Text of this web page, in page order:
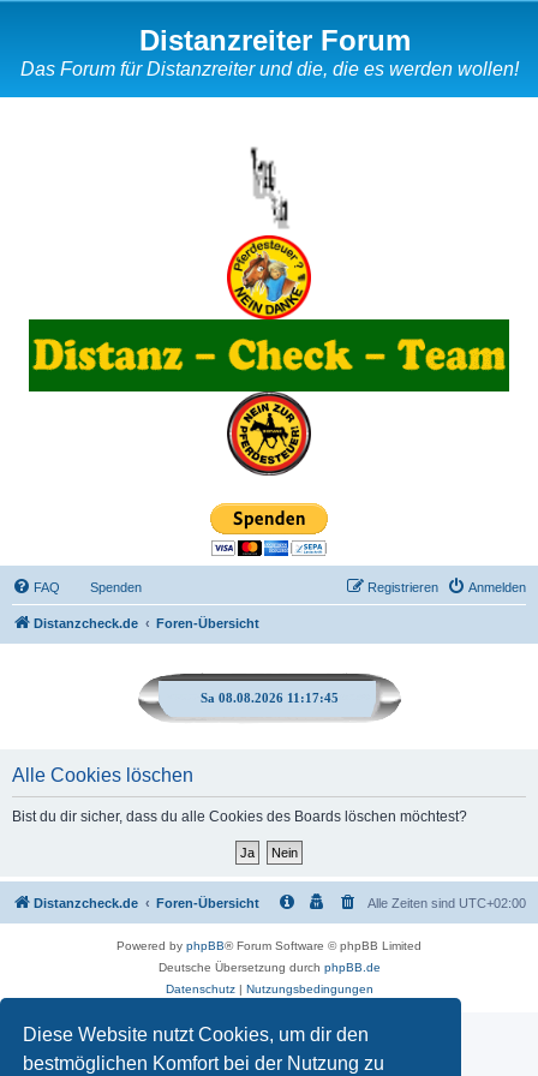
Diese Website nutzt Cookies, um dir den
bestmöglichen Komfort bei der Nutzung zu
Distanzreiter Forum
Das Forum für Distanzreiter und die, die es werden wollen!
FAQ Spenden Anmelden
Registrieren
Distanzcheck.de Foren-Übersicht
Sa 08.08.2026 11:17:45
Alle Cookies löschen
Bist du dir sicher, dass du alle Cookies des Boards löschen möchtest?
Distanzcheck.de Foren-Übersicht Alle Zeiten sind UTC+02:00
Powered by phpBB® Forum Software © phpBB Limited
Deutsche Übersetzung durch phpBB.de
Datenschutz| Nutzungsbedingungen